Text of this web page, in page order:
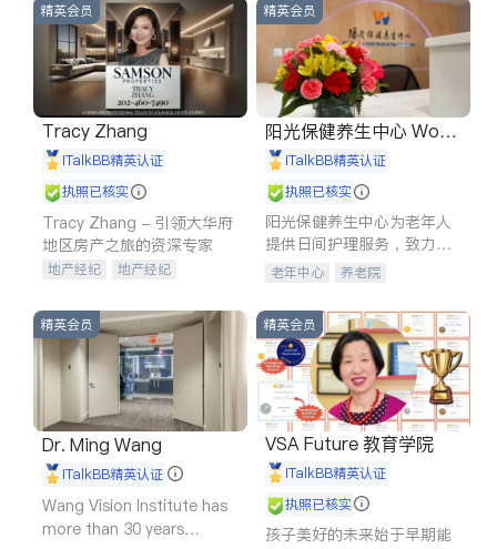
精英会员
Tracy Zhang
iTalkBB精英认证
执照已核实
Tracy Zhang - 引领大华府
地区房产之旅的资深专家
地产经纪
地产经纪
商铺租售
开发商建商
精英会员
阳光保健养生中心 World
shine
iTalkBB精英认证
执照已核实
阳光保健养生中心为老年人
提供日间护理服务，致力于
通过持续的护理创新来有效
老年中心 养老院
精英会员
Dr. Ming Wang
iTalkBB精英认证
Wang Vision Institute has
more than 30 years
精英会员
VSA Future 教育学院
iTalkBB精英认证
执照已核实
孩子美好的未来始于早期能